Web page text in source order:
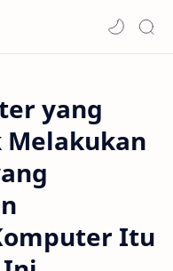
yang
Itu